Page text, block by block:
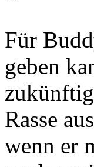
Für
geben
Rasse
wenn er